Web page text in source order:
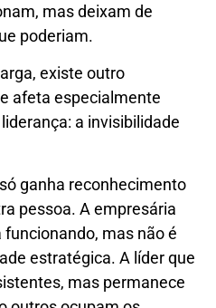
mas deixam de
poderiam.
existe outro
afeta especialmente
a invisibilidade
ganha reconhecimento
pessoa. A empresária
mas não é
estratégica. A líder que
mas permanece